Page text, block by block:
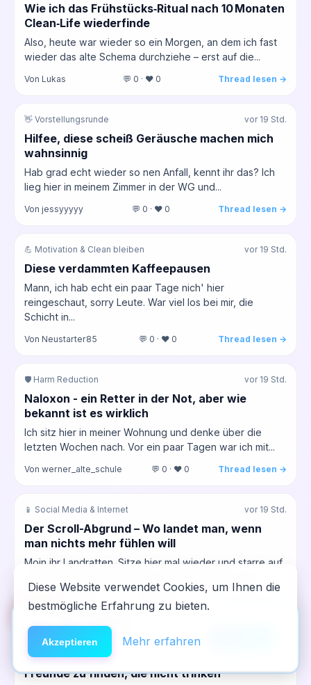
Wie ich das Frühstücks‑Ritual nach 10 Monaten
Clean‑Life wiederfinde
Also, heute war wieder so ein Morgen, an dem ich fast
wieder das alte Schema durchziehe – erst auf die...
Von Lukas 💬 0 · ❤️ 0 Thread lesen →
👋 Vorstellungsrunde vor 19 Std.
Hilfee, diese scheiß Geräusche machen mich
wahnsinnig
Hab grad echt wieder so nen Anfall, kennt ihr das? Ich
lieg hier in meinem Zimmer in der WG und...
Von jessyyyyy 💬 0 · ❤️ 0 Thread lesen →
💪 Motivation & Clean bleiben vor 19 Std.
Diese verdammten Kaffeepausen
Mann, ich hab echt ein paar Tage nich' hier
reingeschaut, sorry Leute. War viel los bei mir, die
Schicht in...
Von Neustarter85 💬 0 · ❤️ 0 Thread lesen →
🛡️ Harm Reduction vor 19 Std.
Naloxon - ein Retter in der Not, aber wie
bekannt ist es wirklich
Ich sitz hier in meiner Wohnung und denke über die
letzten Wochen nach. Vor ein paar Tagen war ich mit...
Von werner_alte_schule 💬 0 · ❤️ 0 Thread lesen →
📱 Social Media & Internet vor 19 Std.
Der Scroll-Abgrund – Wo landet man, wenn
man nichts mehr fühlen will
Moin ihr Landratten. Sitze hier mal wieder und starre auf
💉 Opioide & Heroin
Warum fällt es mir immer noch so schwer,
Freunde zu finden, die nicht trinken
🆘Hilfe
NeelixberliN auf dem Homescreen —
wie eine echte App.
Diese Website verwendet Cookies, um Ihnen die
bestmögliche Erfahrung zu bieten.
Akzeptieren Mehr erfahren